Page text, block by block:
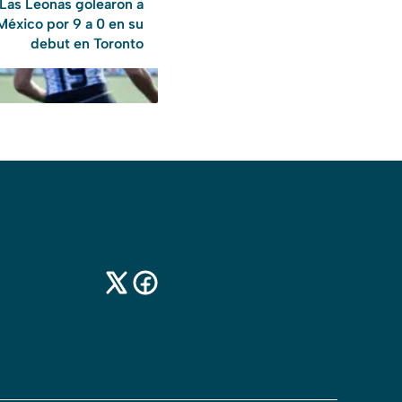
Las Leonas golearon a
por 9 a 0 en su
debut en Toronto